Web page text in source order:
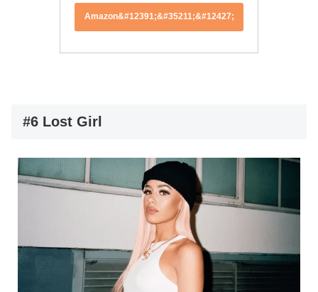
Amazon&#12391;&#35211;&#12427;
#6 Lost Girl